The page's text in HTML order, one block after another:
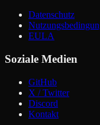
Datenschutz
EULA
Soziale Medien
GitHub
X / Twitter
Discord
Kontakt